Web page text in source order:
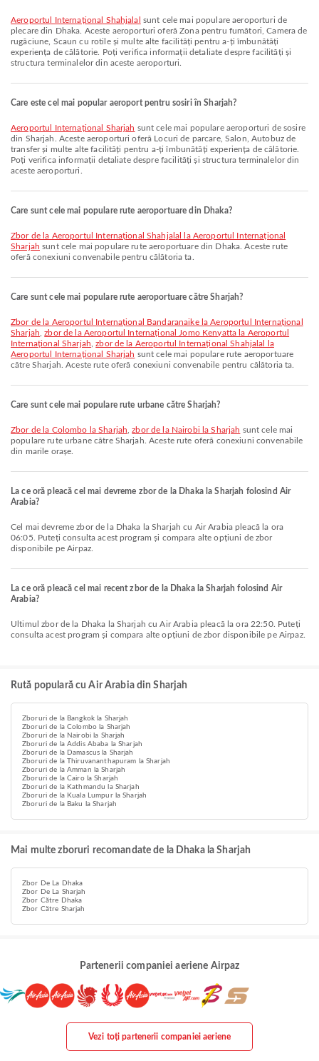
Aeroportul Internațional Shahjalal sunt cele mai populare aeroporturi de
plecare din Dhaka. Aceste aeroporturi oferă Zona pentru fumători, Camera de
rugăciune, Scaun cu rotile și multe alte facilități pentru a-ți îmbunătăți
experiența de călătorie. Poți verifica informații detaliate despre facilități și
structura terminalelor din aceste aeroporturi.
Care este cel mai popular aeroport pentru sosiri în Sharjah?
Aeroportul Internațional Sharjah sunt cele mai populare aeroporturi de sosire
din Sharjah. Aceste aeroporturi oferă Locuri de parcare, Salon, Autobuz de
transfer și multe alte facilități pentru a-ți îmbunătăți experiența de călătorie.
Poți verifica informații detaliate despre facilități și structura terminalelor din
aceste aeroporturi.
Care sunt cele mai populare rute aeroportuare din Dhaka?
zbor de la Aeroportul Internațional Shahjalal la Aeroportul Internațional
Sharjah sunt cele mai populare rute aeroportuare din Dhaka. Aceste rute
oferă conexiuni convenabile pentru călătoria ta.
Care sunt cele mai populare rute aeroportuare către Sharjah?
zbor de la Aeroportul Internațional Bandaranaike la Aeroportul Internațional
Sharjah ,zbor de la Aeroportul Internațional Jomo Kenyatta la Aeroportul
Internațional Sharjah ,zbor de la Aeroportul Internațional Shahjalal la
Aeroportul Internațional Sharjah sunt cele mai populare rute aeroportuare
către Sharjah. Aceste rute oferă conexiuni convenabile pentru călătoria ta.
Care sunt cele mai populare rute urbane către Sharjah?
zbor de la Colombo la Sharjah ,zbor de la Nairobi la Sharjah sunt cele mai
populare rute urbane către Sharjah. Aceste rute oferă conexiuni convenabile
din marile orașe.
La ce oră pleacă cel mai devreme zbor de la Dhaka la Sharjah folosind Air
Arabia?
Cel mai devreme zbor de la Dhaka la Sharjah cu Air Arabia pleacă la ora
06:05. Puteți consulta acest program și compara alte opțiuni de zbor
disponibile pe Airpaz.
La ce oră pleacă cel mai recent zbor de la Dhaka la Sharjah folosind Air
Arabia?
Ultimul zbor de la Dhaka la Sharjah cu Air Arabia pleacă la ora 22:50. Puteți
consulta acest program și compara alte opțiuni de zbor disponibile pe Airpaz.
Rută populară cu Air Arabia din Sharjah
Zboruri de la Bangkok la Sharjah
Zboruri de la Colombo la Sharjah
Zboruri de la Nairobi la Sharjah
Zboruri de la Addis Ababa la Sharjah
Zboruri de la Damascus la Sharjah
Zboruri de la Thiruvananthapuram la Sharjah
Zboruri de la Amman la Sharjah
Zboruri de la Cairo la Sharjah
Zboruri de la Kathmandu la Sharjah
Zboruri de la Kuala Lumpur la Sharjah
Zboruri de la Baku la Sharjah
Mai multe zboruri recomandate de la Dhaka la Sharjah
Zbor De La Dhaka
Zbor De La Sharjah
Zbor Către Dhaka
Zbor Către Sharjah
Partenerii companiei aeriene Airpaz
Vezi toți partenerii companiei aeriene